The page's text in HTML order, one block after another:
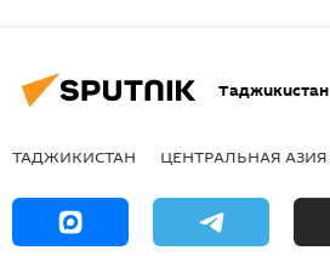
Таджикистан
ТАДЖИКИСТАН ЦЕНТРАЛЬНАЯ АЗИЯ